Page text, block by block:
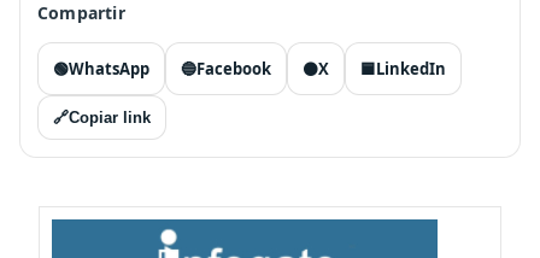
Compartir
🟢WhatsApp 🔵Facebook ⚫X 🟦LinkedIn
🔗Copiar link